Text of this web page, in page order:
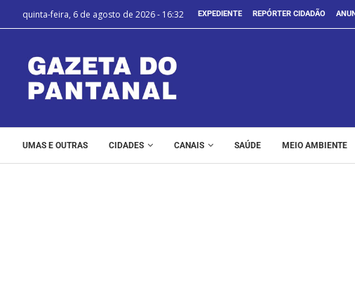
quinta-feira, 6 de agosto de 2026 - 16:32 EXPEDIENTE REPÓRTER CIDADÃO
UMAS E OUTRAS CIDADES CANAIS SAÚDE MEIO AMBIENTE